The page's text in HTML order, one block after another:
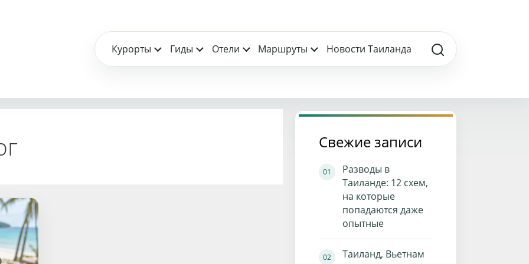
Курорты Гиды Отели Маршруты Новости Таиланда
Свежие записи
Разводы в
Таиланде: 12 схем,
на которые
попадаются даже
опытные
Таиланд, Вьетнам